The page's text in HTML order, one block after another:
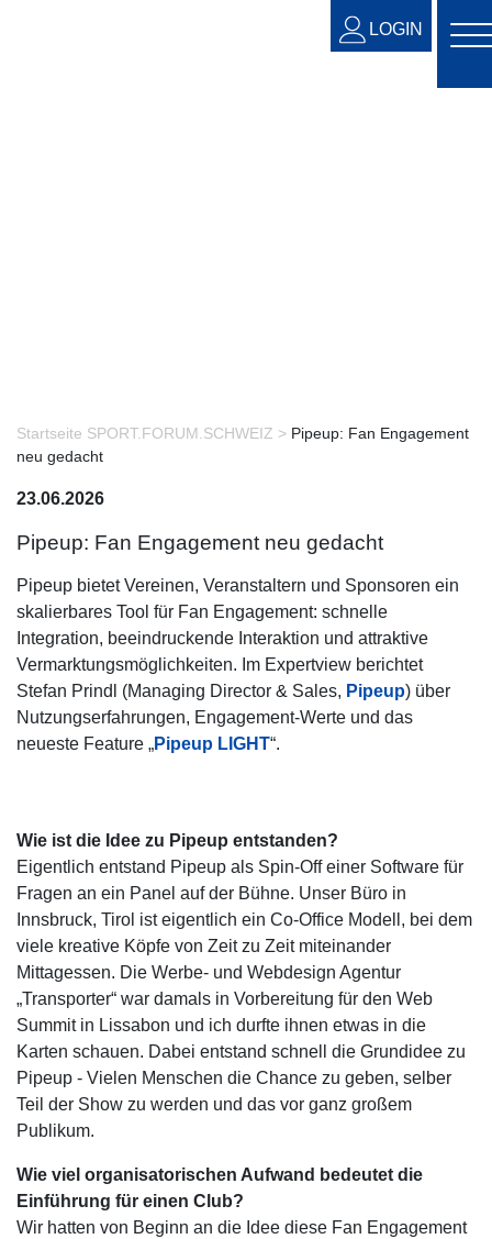
LOGIN
Startseite SPORT.FORUM.SCHWEIZ > Pipeup: Fan Engagement
neu gedacht
23.06.2026
Pipeup: Fan Engagement neu gedacht
Pipeup bietet Vereinen, Veranstaltern und Sponsoren ein
skalierbares Tool für Fan Engagement: schnelle
Integration, beeindruckende Interaktion und attraktive
Vermarktungsmöglichkeiten. Im Expertview berichtet
Stefan Prindl (Managing Director & Sales, Pipeup) über
Nutzungserfahrungen, Engagement-Werte und das
neueste Feature „Pipeup LIGHT“.
Wie ist die Idee zu Pipeup entstanden?
Eigentlich entstand Pipeup als Spin-Off einer Software für
Fragen an ein Panel auf der Bühne. Unser Büro in
Innsbruck, Tirol ist eigentlich ein Co-Office Modell, bei dem
viele kreative Köpfe von Zeit zu Zeit miteinander
Mittagessen. Die Werbe- und Webdesign Agentur
„Transporter“ war damals in Vorbereitung für den Web
Summit in Lissabon und ich durfte ihnen etwas in die
Karten schauen. Dabei entstand schnell die Grundidee zu
Pipeup - Vielen Menschen die Chance zu geben, selber
Teil der Show zu werden und das vor ganz großem
Publikum.
Wie viel organisatorischen Aufwand bedeutet die
Einführung für einen Club?
Wir hatten von Beginn an die Idee diese Fan Engagement